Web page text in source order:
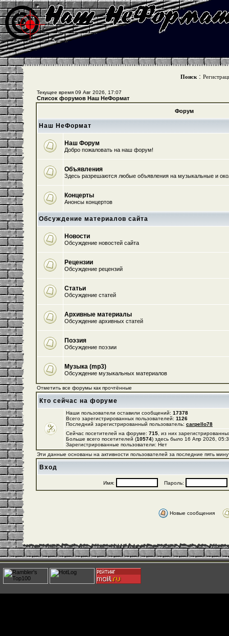
Поиск :
Текущее время 09 Авг 2026, 17:07
Список форумов Наш НеФормат
Форум
Наш НеФормат
Наш Форум
Добро пожаловать на наш форум!
Объявления
Здесь разрешаются любые объявления на музыкальные и
Концерты
Анонсы концертов
Обсуждение материалов сайта
Новости
Обсуждение новостей сайта
Рецензии
Обсуждение рецензий
Статьи
Обсуждение статей
Архивные материалы
Обсуждение архивных статей
Поэзия
Обсуждение поэзии
Музыка (mp3)
Обсуждение музыкальных материалов
Отметить все форумы как прочтённые
Кто сейчас на форуме
Наши пользователи оставили сообщений: 17378
Всего зарегистрированных пользователей: 1126
Последний зарегистрированный пользователь: carpello78
Сейчас посетителей на форуме: 715 , из них
Больше всего посетителей (10574) здесь было 16 Апр 2026,
Зарегистрированные пользователи: Нет
Эти данные основаны на активности пользователей за последние пять
Вход
Имя: Пароль:
Новые сообщения